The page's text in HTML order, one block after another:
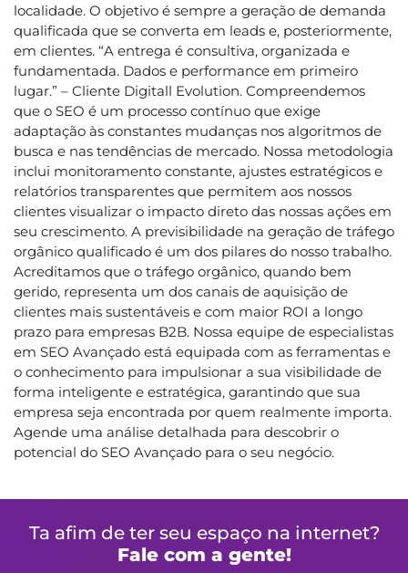
localidade. O objetivo é sempre a geração de demanda
qualificada que se converta em leads e, posteriormente,
em clientes. “A entrega é consultiva, organizada e
fundamentada. Dados e performance em primeiro
lugar.” – Cliente Digitall Evolution. Compreendemos
que o SEO é um processo contínuo que exige
adaptação às constantes mudanças nos algoritmos de
busca e nas tendências de mercado. Nossa metodologia
inclui monitoramento constante, ajustes estratégicos e
relatórios transparentes que permitem aos nossos
clientes visualizar o impacto direto das nossas ações em
seu crescimento. A previsibilidade na geração de tráfego
orgânico qualificado é um dos pilares do nosso trabalho.
Acreditamos que o tráfego orgânico, quando bem
gerido, representa um dos canais de aquisição de
clientes mais sustentáveis e com maior ROI a longo
prazo para empresas B2B. Nossa equipe de especialistas
em SEO Avançado está equipada com as ferramentas e
o conhecimento para impulsionar a sua visibilidade de
forma inteligente e estratégica, garantindo que sua
empresa seja encontrada por quem realmente importa.
Agende uma análise detalhada para descobrir o
potencial do SEO Avançado para o seu negócio.
Ta afim de ter seu espaço na internet?
Fale com a gente!